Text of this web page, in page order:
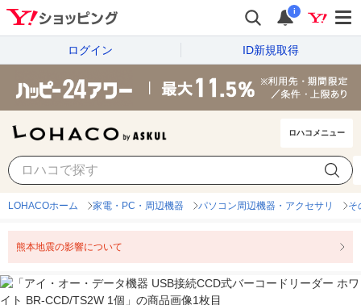
i
ログイン ID新規取得
ロハコメニュー
LOHACOホーム 家電・PC・周辺機器 パソコン周辺機器・アクセサリ そ
熊本地震の影響について